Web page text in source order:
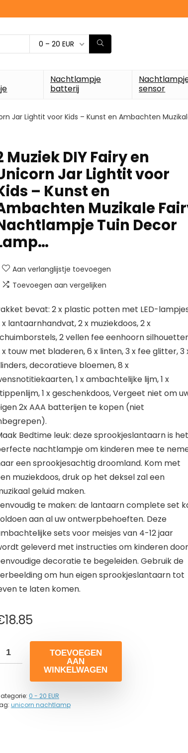
0 – 20 EUR
Nachtlampje
batterij
sensor
Jar Lightit voor Kids – Kunst en Ambachten
Muziek DIY Fairy en
Jar Lightit voor
– Kunst en
Muzikale
Tuin Decor
Aan verlanglijstje toevoegen
Toevoegen aan vergelijken
bevat: 2 x plastic potten met LED-
x lantaarnhandvat, 2 x muziekdoos, 2 x
2 vellen fee eenhoorn
x touw met bladeren, 6 x linten, 3 x fee glitter, 3
decoratieve bloemen, 8 x
1 x ambachtelijke lijm, 1 x
1 x geschenkdoos, Vergeet niet om
2x AAA batterijen te kopen (niet
Bedtime leuk: deze sprookjeslantaarn is het
nachtlampje om kinderen mee te
een sprookjesachtig droomland. Kom met
muziekdoos, druk op het deksel zal een
geluid maken.
te maken: de lantaarn complete set
aan al uw ontwerpbehoeften. Deze
sets voor meisjes van 4-12 jaar
geleverd met instructies om kinderen door
decoratie te begeleiden. Gebruik de
om hun eigen sprookjeslantaarn tot
te laten komen.
18.85
TOEVOEGEN
AAN
WINKELWAGEN
0 - 20 EUR
unicorn nachtlamp